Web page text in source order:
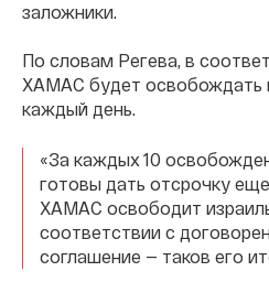
заложники.
По словам Регева, в
ХАМАС будет освобождать
каждый день.
«За каждых 10
готовы дать отсрочку
ХАМАС освободит
соответствии с
соглашение — таков его